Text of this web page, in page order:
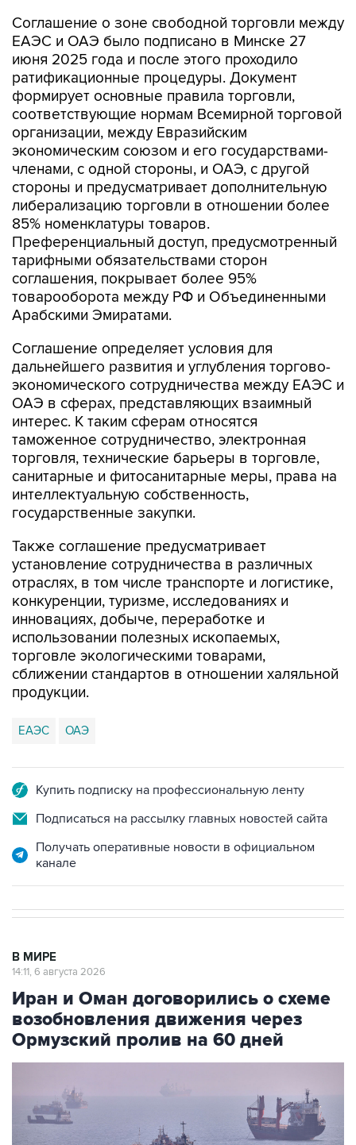
Соглашение о зоне свободной торговли между
ЕАЭС и ОАЭ было подписано в Минске 27
июня 2025 года и после этого проходило
ратификационные процедуры. Документ
формирует основные правила торговли,
соответствующие нормам Всемирной торговой
организации, между Евразийским
экономическим союзом и его государствами-
членами, с одной стороны, и ОАЭ, с другой
стороны и предусматривает дополнительную
либерализацию торговли в отношении более
85% номенклатуры товаров.
Преференциальный доступ, предусмотренный
тарифными обязательствами сторон
соглашения, покрывает более 95%
товарооборота между РФ и Объединенными
Арабскими Эмиратами.
Соглашение определяет условия для
дальнейшего развития и углубления торгово-
экономического сотрудничества между ЕАЭС и
ОАЭ в сферах, представляющих взаимный
интерес. К таким сферам относятся
таможенное сотрудничество, электронная
торговля, технические барьеры в торговле,
санитарные и фитосанитарные меры, права на
интеллектуальную собственность,
государственные закупки.
Также соглашение предусматривает
установление сотрудничества в различных
отраслях, в том числе транспорте и логистике,
конкуренции, туризме, исследованиях и
инновациях, добыче, переработке и
использовании полезных ископаемых,
торговле экологическими товарами,
сближении стандартов в отношении халяльной
продукции.
ЕАЭС ОАЭ
Купить подписку на профессиональную ленту
Подписаться на рассылку главных новостей сайта
Получать оперативные новости в официальном
канале
В МИРЕ
14:11, 6 августа 2026
Иран и Оман договорились о схеме
возобновления движения через
Ормузский пролив на 60 дней